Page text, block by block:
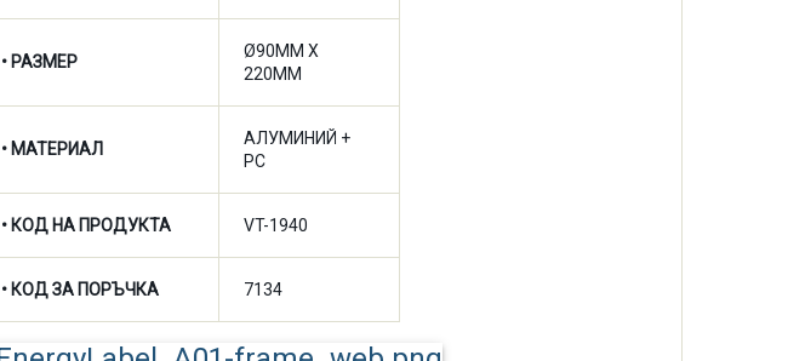
• РАЗМЕР
Ø90MM X
220MM
• МАТЕРИАЛ
АЛУМИНИЙ +
PC
• КОД НА ПРОДУКТА VT-1940
• КОД ЗА ПОРЪЧКА 7134